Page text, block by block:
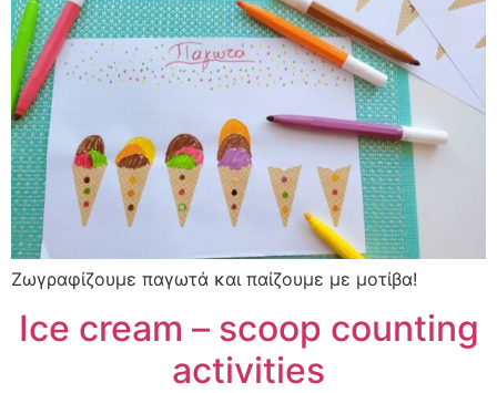
Ζωγραφίζουμε παγωτά και παίζουμε με μοτίβα!
Ice cream – scoop counting
activities